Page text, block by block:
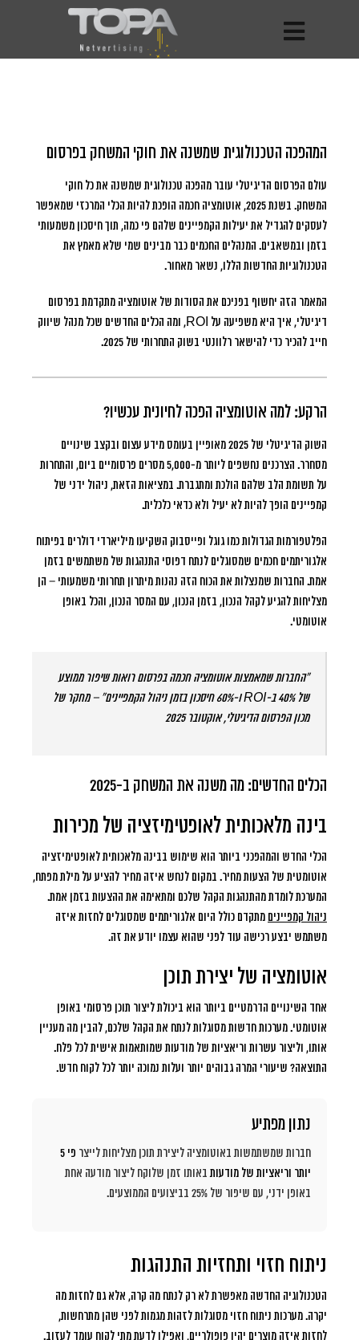
המהפכה הטכנולוגית שמשנה את חוקי המשחק בפרסום
עולם הפרסום הדיגיטלי עובר מהפכה טכנולוגית שמשנה את כל חוקי
המשחק.
בשנת 2025, אוטומציה חכמה הופכת להיות הכלי המרכזי שמאפשר
לעסקים להגדיל את יעילות הקמפיינים שלהם פי כמה, תוך חיסכון משמעותי
בזמן ובמשאבים. המנהלים החכמים כבר מבינים שמי שלא מאמץ את
הטכנולוגיות החדשות הללו, נשאר מאחור.
המאמר הזה יחשוף בפניכם את הסודות של אוטומציה מתקדמת בפרסום
דיגיטלי, איך היא משפיעה על ROI, ומה הכלים החדשים שכל מנהל שיווק
חייב להכיר כדי להישאר רלוונטי בשוק התחרותי של 2025.
הרקע: למה אוטומציה הפכה לחיונית עכשיו?
השוק הדיגיטלי של 2025 מאופיין בעומס מידע עצום ובקצב שינויים
מסחרר. הצרכנים נחשפים ליותר מ-5,000 מסרים פרסומיים ביום, והתחרות
על תשומת הלב שלהם הולכת ומתגברת. במציאות הזאת, ניהול ידני של
קמפיינים הופך להיות לא יעיל ולא כדאי כלכלית.
הפלטפורמות הגדולות כמו גוגל ופייסבוק השקיעו מיליארדי דולרים בפיתוח
אלגוריתמים חכמים שמסוגלים לנתח דפוסי התנהגות של משתמשים בזמן
אמת. החברות שמנצלות את הכוח הזה נהנות מיתרון תחרותי משמעותי – הן
מצליחות להגיע לקהל הנכון, בזמן הנכון, עם המסר הנכון, והכל באופן
אוטומטי.
“החברות שמאמצות אוטומציה חכמה בפרסום רואות שיפור ממוצע
של 40% ב-ROI ו-60% חיסכון בזמן ניהול הקמפיינים” – מחקר של
מכון הפרסום הדיגיטלי, אוקטובר 2025
הכלים החדשים: מה משנה את המשחק ב-2025
בינה מלאכותית לאופטימיזציה של מכירות
הכלי החדש והמהפכני ביותר הוא שימוש בבינה מלאכותית לאופטימיזציה
אוטומטית של הצעות מחיר. במקום לנחש איזה מחיר להציע על מילת מפתח,
המערכת לומדת מהתנהגות הקהל שלכם ומתאימה את ההצעות בזמן אמת.
ניהול קמפיינים מתקדם כולל היום אלגוריתמים שמסוגלים לחזות איזה
משתמש יבצע רכישה עוד לפני שהוא עצמו יודע את זה.
אוטומציה של יצירת תוכן
אחד השינויים הדרמטיים ביותר הוא ביכולת ליצור תוכן פרסומי באופן
אוטומטי. מערכות חדשות מסוגלות לנתח את הקהל שלכם, להבין מה מעניין
אותו, וליצור עשרות וריאציות של מודעות שמותאמות אישית לכל פלח.
התוצאה? שיעורי המרה גבוהים יותר ועלות נמוכה יותר לכל לקוח חדש.
נתון מפתיע
חברות שמשתמשות באוטומציה ליצירת תוכן מצליחות לייצר
פי 5
יותר וריאציות של מודעותבאותו זמן שלוקח ליצור מודעה אחת
באופן ידני, עם שיפור של 25% בביצועים הממוצעים.
ניתוח חזוי ותחזיות התנהגות
הטכנולוגיה החדשה מאפשרת לא רק לנתח מה קרה, אלא גם לחזות מה
יקרה. מערכות ניתוח חזוי מסוגלות לזהות מגמות לפני שהן מתרחשות,
לחזות איזה מוצרים יהיו פופולריים, ואפילו לדעת מתי לקוח עומד לעזוב.